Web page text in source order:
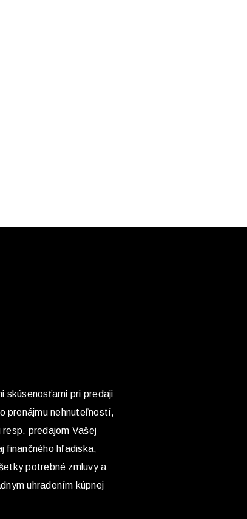
skúsenosťami pri predaji
prenájmu nehnuteľností,
predajom Vašej
finančného hľadiska,
potrebné zmluvy a
uhradením kúpnej